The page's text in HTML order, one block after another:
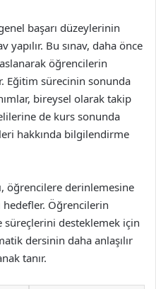
başarı düzeylerinin
yapılır. Bu sınav, daha önce
öğrencilerin
Eğitim sürecinin sonunda
bireysel olarak takip
de kurs sonunda
hakkında bilgilendirme
öğrencilere derinlemesine
Öğrencilerin
süreçlerini desteklemek için
dersinin daha anlaşılır
tanır.